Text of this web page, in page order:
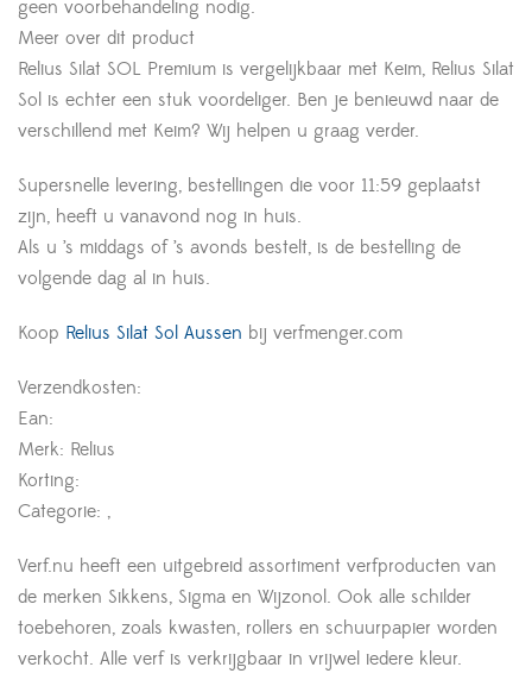
geen voorbehandeling nodig.
Meer over dit product
Relius Silat SOL Premium is vergelijkbaar met Keim, Relius Silat
Sol is echter een stuk voordeliger. Ben je benieuwd naar de
verschillend met Keim? Wij helpen u graag verder.
Supersnelle levering, bestellingen die voor 11:59 geplaatst
zijn, heeft u vanavond nog in huis.
Als u ’s middags of ’s avonds bestelt, is de bestelling de
volgende dag al in huis.
Koop Relius Silat Sol Aussen bij verfmenger.com
Verzendkosten:
Ean:
Merk: Relius
Korting:
Categorie: ,
Verf.nu heeft een uitgebreid assortiment verfproducten van
de merken Sikkens, Sigma en Wijzonol. Ook alle schilder
toebehoren, zoals kwasten, rollers en schuurpapier worden
verkocht. Alle verf is verkrijgbaar in vrijwel iedere kleur.